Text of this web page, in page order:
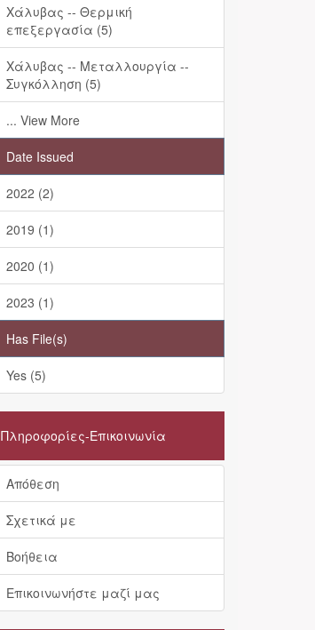
Χάλυβας -- Θερμική
επεξεργασία (5)
Χάλυβας -- Μεταλλουργία --
Συγκόλληση (5)
... View More
Date Issued
2022 (2)
2019 (1)
2020 (1)
2023 (1)
Has File(s)
Yes (5)
Πληροφορίες-Επικοινωνία
Απόθεση
Σχετικά με
Βοήθεια
Επικοινωνήστε μαζί μας